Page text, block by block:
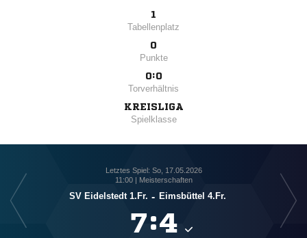
1
Tabellenplatz
0
Punkte
0:0
Torverhältnis
KREISLIGA
Spielklasse
Letztes Spiel: So, 17.05.2026
11:00 | Meisterschaften
SV Eidelstedt 1.Fr. - Eimsbüttel 4.Fr.
: